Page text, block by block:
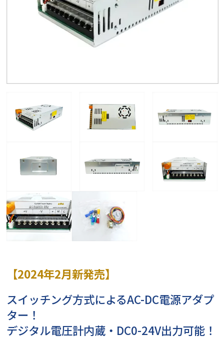
【2024年2月新発売】
スイッチング方式によるAC-DC電源アダプ
ター！
デジタル電圧計内蔵・DC0-24V出力可能！